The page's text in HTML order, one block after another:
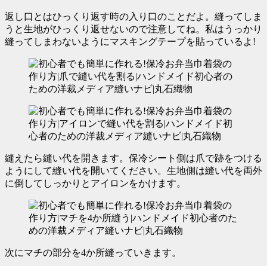
返し口とはひっくり返す時の入り口のことだよ。縫ってしま
うと生地がひっくり返せないので注意してね。私はうっかり
縫ってしまわないようにマスキングテープを貼っているよ!
縫えたら縫い代を開きます。 保冷シート側は爪で跡をつける
ようにして縫い代を開いてください。生地側は縫い代を両外
に倒してしっかりとアイロンをかけます。
次にマチの部分を4か所縫っていきます。